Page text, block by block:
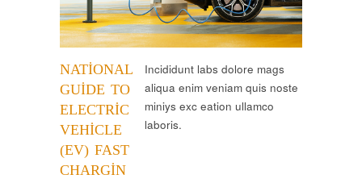
NATIONAL
GUIDE TO
ELECTRIC
VEHICLE
(EV) FAST
CHARGIN
Incididunt labs dolore mags
aliqua enim veniam quis noste
miniys exc eation ullamco
laboris.